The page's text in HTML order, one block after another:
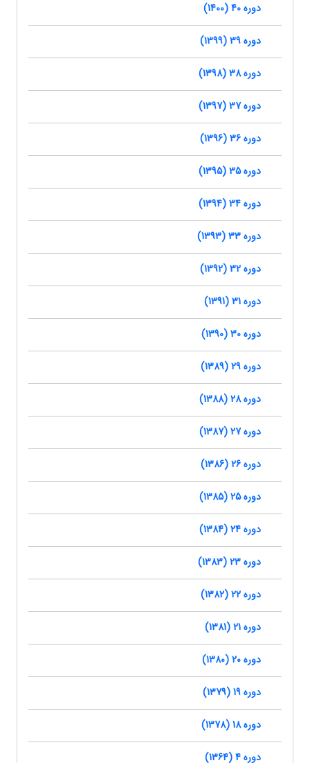
دوره 40 (1400)
دوره 39 (1399)
دوره 38 (1398)
دوره 37 (1397)
دوره 36 (1396)
دوره 35 (1395)
دوره 34 (1394)
دوره 33 (1393)
دوره 32 (1392)
دوره 31 (1391)
دوره 30 (1390)
دوره 29 (1389)
دوره 28 (1388)
دوره 27 (1387)
دوره 26 (1386)
دوره 25 (1385)
دوره 24 (1384)
دوره 23 (1383)
دوره 22 (1382)
دوره 21 (1381)
دوره 20 (1380)
دوره 19 (1379)
دوره 18 (1378)
دوره 4 (1364)